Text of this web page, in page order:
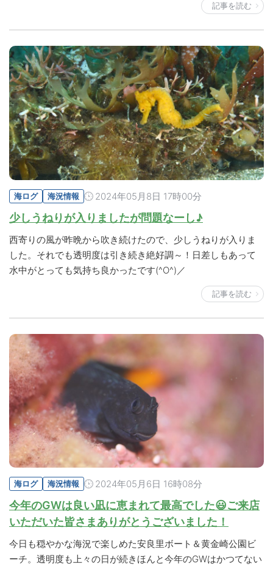
記事を読む
海ログ 海況情報 2024年05月8日 17時00分
少しうねりが入りましたが問題なーし♪
西寄りの風が昨晩から吹き続けたので、少しうねりが入りま
した。それでも透明度は引き続き絶好調～！日差しもあって
水中がとっても気持ち良かったです(^O^)／
記事を読む
海ログ 海況情報 2024年05月6日 16時08分
今年のGWは良い凪に恵まれて最高でした😃ご来店
いただいた皆さまありがとうございました！
今日も穏やかな海況で楽しめた安良里ボート＆黄金崎公園ビ
ーチ。透明度も上々の日が続きほんと今年のGWはかつてない